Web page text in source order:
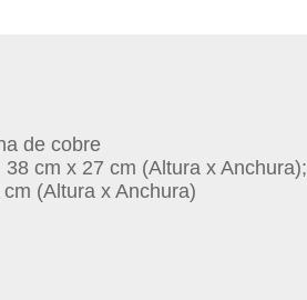
de cobre
38 cm x 27 cm (Altura x Anchura);
(Altura x Anchura)